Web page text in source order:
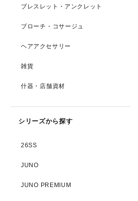
ブレスレット・アンクレット
ブローチ・コサージュ
ヘアアクセサリー
雑貨
什器・店舗資材
シリーズから探す
26SS
JUNO
JUNO PREMIUM